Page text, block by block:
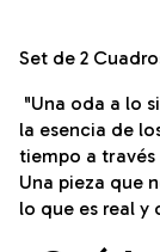
Set de 2
"Una oda a lo
la esencia de
tiempo a través
Una pieza que
lo que es real y